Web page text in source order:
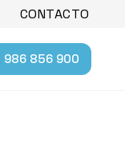
CONTACTO
986 856 900